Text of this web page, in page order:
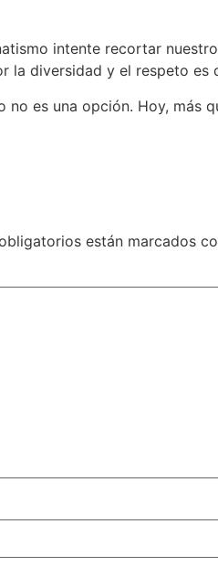
intente recortar
la diversidad y el respeto es
es una opción. Hoy, más
están marcados